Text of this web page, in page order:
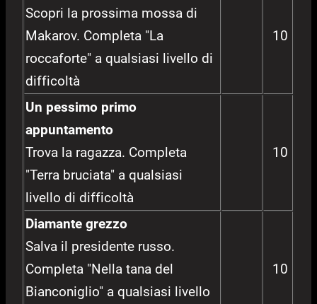
Scopri la prossima mossa di
Makarov. Completa "La
roccaforte" a qualsiasi livello di
difficoltà
10
Un pessimo primo
appuntamento
Trova la ragazza. Completa
"Terra bruciata" a qualsiasi
livello di difficoltà
10
Diamante grezzo
Salva il presidente russo.
Completa "Nella tana del
Bianconiglio" a qualsiasi livello
10